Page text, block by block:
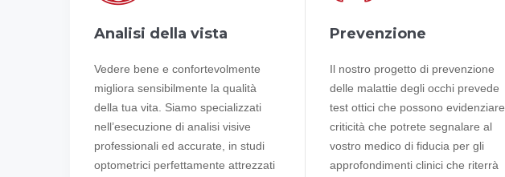
Analisi della vista
Vedere bene e confortevolmente
migliora sensibilmente la qualità
della tua vita. Siamo specializzati
nell’esecuzione di analisi visive
professionali ed accurate, in studi
optometrici perfettamente attrezzati
Prevenzione
Il nostro progetto di prevenzione
delle malattie degli occhi prevede
test ottici che possono evidenziare
criticità che potrete segnalare al
vostro medico di fiducia per gli
approfondimenti clinici che riterrà